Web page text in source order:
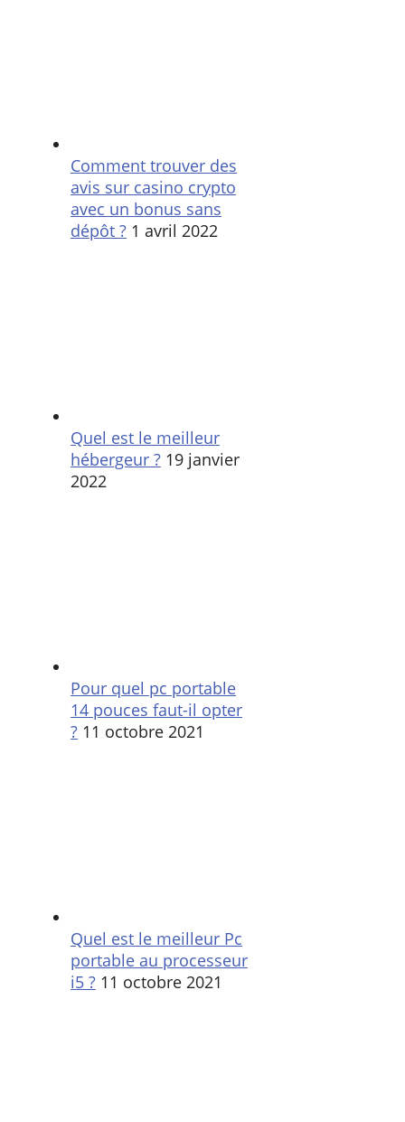
Comment trouver des
avis sur casino crypto
avec un bonus sans
dépôt ? 1 avril 2022
Quel est le meilleur
hébergeur ? 19 janvier
2022
Pour quel pc portable
14 pouces faut-il opter
? 11 octobre 2021
Quel est le meilleur Pc
portable au processeur
i5 ? 11 octobre 2021